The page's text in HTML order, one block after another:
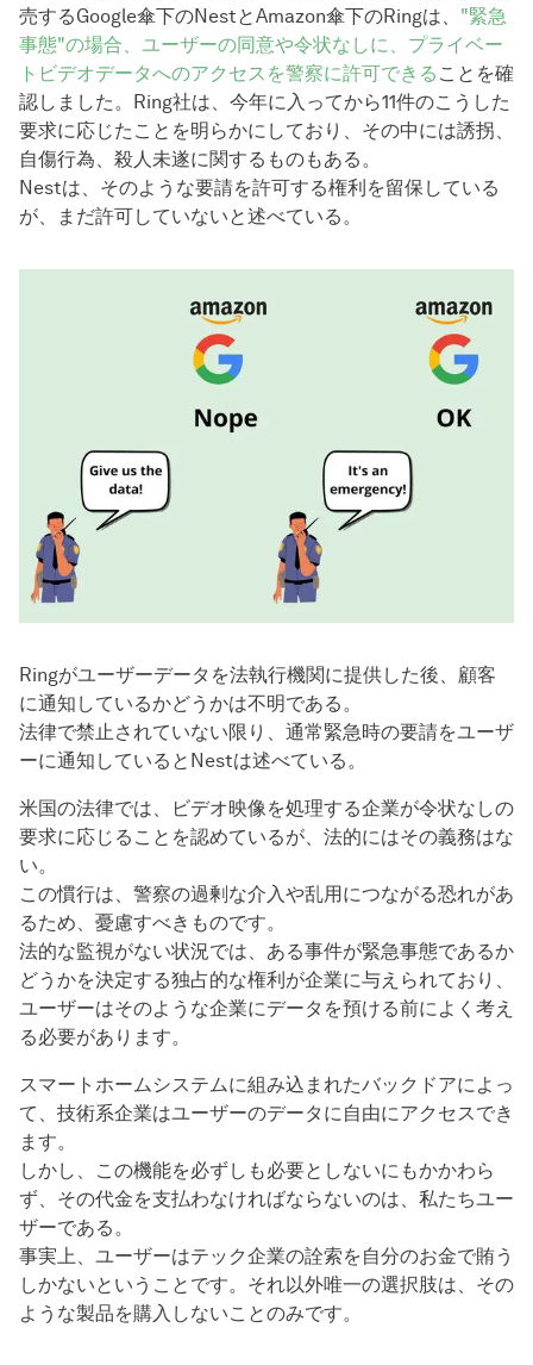
売するGoogle傘下のNestとAmazon傘下のRingは、 "緊急
事態"の場合、ユーザーの同意や令状なしに、プライベー
トビデオデータへのアクセスを警察に許可できる ことを確
認しました。Ring社は、今年に入ってから11件のこうした
要求に応じたことを明らかにしており、その中には誘拐、
自傷行為、殺人未遂に関するものもある。
Nestは、そのような要請を許可する権利を留保している
が、まだ許可していないと述べている。
Ringがユーザーデータを法執行機関に提供した後、顧客
に通知しているかどうかは不明である。
法律で禁止されていない限り、通常緊急時の要請をユーザ
ーに通知しているとNestは述べている。
米国の法律では、ビデオ映像を処理する企業が令状なしの
要求に応じることを認めているが、法的にはその義務はな
い。
この慣行は、警察の過剰な介入や乱用につながる恐れがあ
るため、憂慮すべきものです。
法的な監視がない状況では、ある事件が緊急事態であるか
どうかを決定する独占的な権利が企業に与えられており、
ユーザーはそのような企業にデータを預ける前によく考え
る必要があります。
スマートホームシステムに組み込まれたバックドアによっ
て、技術系企業はユーザーのデータに自由にアクセスでき
ます。
しかし、この機能を必ずしも必要としないにもかかわら
ず、その代金を支払わなければならないのは、私たちユー
ザーである。
事実上、ユーザーはテック企業の詮索を自分のお金で賄う
しかないということです。それ以外唯一の選択肢は、その
ような製品を購入しないことのみです。